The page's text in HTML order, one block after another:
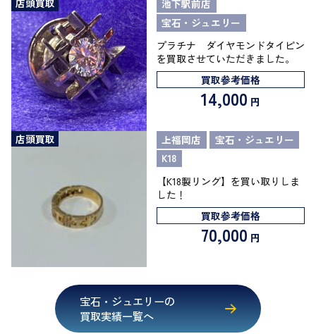
店頭買取
池下駅前店
宝石・ジュエリー
プラチナ ダイヤモンドタイピン
を買取させていただきました。
買取参考価格
14,000 円
店頭買取 上福岡店
宝石・ジュエリー
K18
【K18製リング】を買い取りしま
した！
買取参考価格
70,000 円
宝石・ジュエリーの
買取実績一覧へ